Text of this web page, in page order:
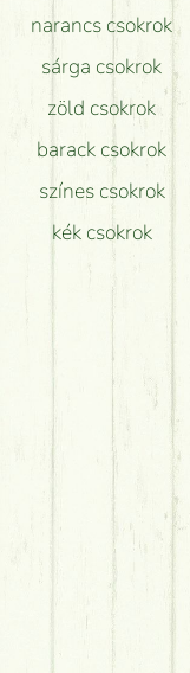
narancs csokrok
sárga csokrok
zöld csokrok
barack csokrok
színes csokrok
kék csokrok